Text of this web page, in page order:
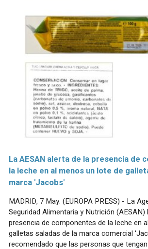
La AESAN alerta de la presencia de
la leche en al menos un lote de
marca 'Jacobs'
MADRID, 7 May. (EUROPA PRESS) - La
Seguridad Alimentaria y Nutrición
presencia de componentes de la leche en
galletas saladas de la marca comercial
recomendado que las personas que